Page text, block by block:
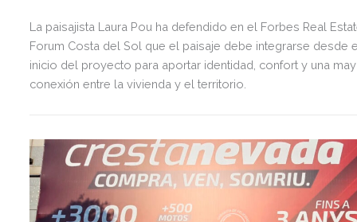
La paisajista Laura Pou ha defendido en el Forbes Real
Forum Costa del Sol que el paisaje debe integrarse desde
inicio del proyecto para aportar identidad, confort y una
conexión entre la vivienda y el territorio.